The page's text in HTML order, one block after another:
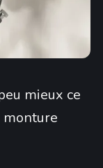
mieux ce
monture